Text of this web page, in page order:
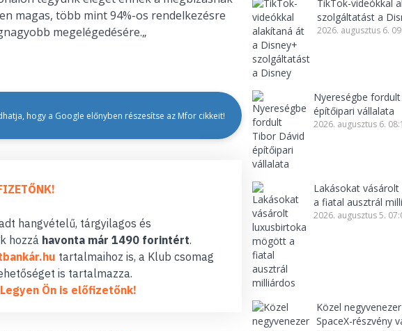
magas, több mint 94%-os rendelkezésre
megelégedésére.„
hogy a Google előnyben részesítse az Mfor cikkeit!
hangvételű, tárgyilagos és
hozzá havonta már 1490 forintért.
tartalmaihoz is, a Klub csomag
is tartalmazza.
Legyen Ön is előfizetőnk!
TikTok-videókkal
szolgáltatást a
2026. augusztus 6.
Nyereségbe
építőipari vállalata
2026. augusztus 6.
Lakásokat
a fiatal ausztrál
2026. augusztus 5.
Közel
SpaceX-részvény